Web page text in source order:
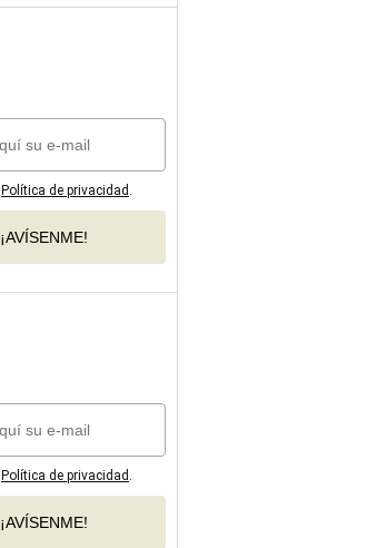
Política de privacidad
¡AVÍSENME!
Política de privacidad
¡AVÍSENME!